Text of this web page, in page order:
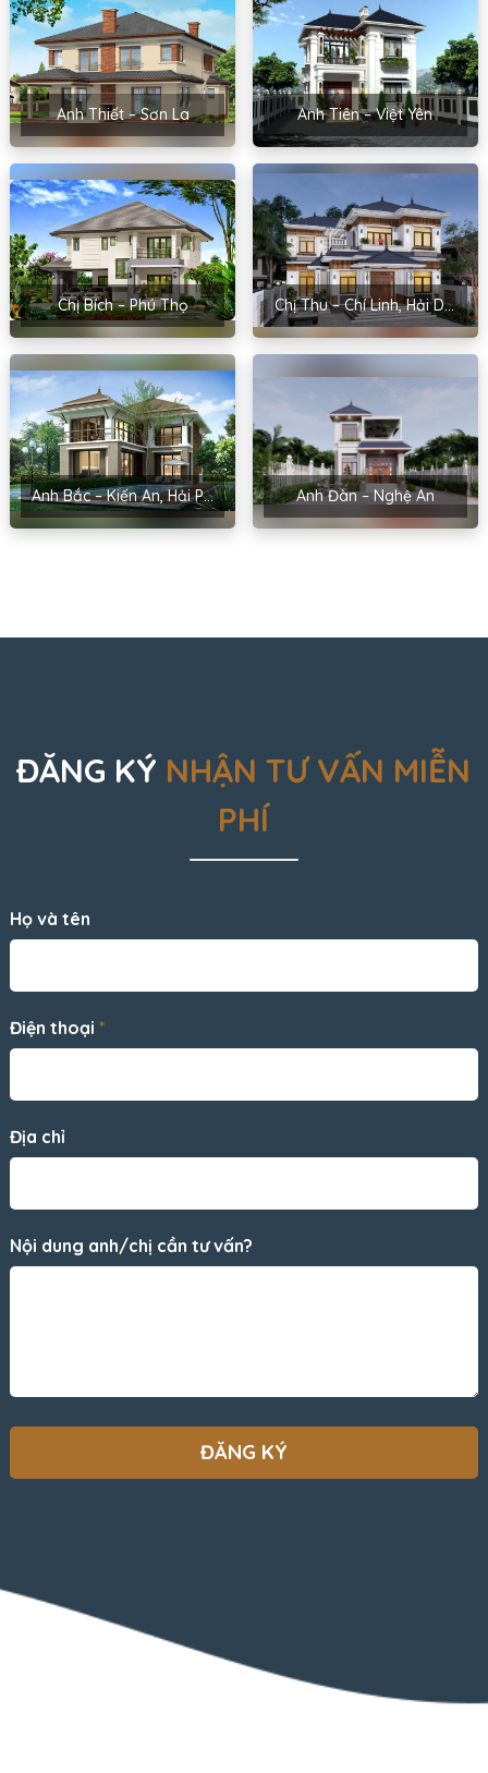
Anh Thiết – Sơn La Anh Tiên – Việt Yên
Chị Bích – Phú Thọ Chị Thu – Chí Linh, Hải Dương
Anh Bắc – Kiến An, Hải Phòng Anh Đàn – Nghệ An
ĐĂNG KÝ NHẬN TƯ VẤN MIỄN
PHÍ
Họ và tên
Điện thoại *
Địa chỉ
Nội dung anh/chị cần tư vấn?